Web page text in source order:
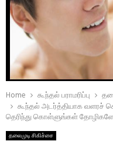
Home கூந்தல் பராமரிப்பு
கூந்தல் அடர்த்தியாக வளரச்
தெரிந்து கொள்ளுங்கள்
தலைமுடி சிகிச்சை